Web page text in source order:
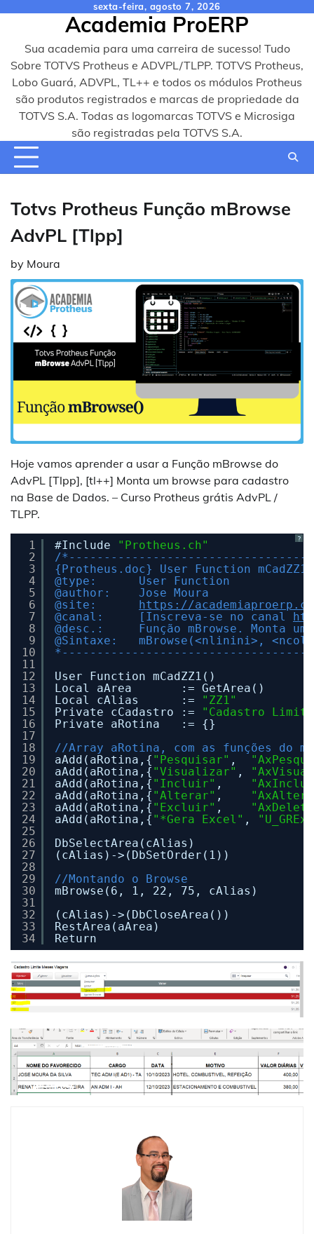
content
sexta-feira, agosto 7, 2026
Academia ProERP
Sua academia para uma carreira de sucesso! Tudo
Sobre TOTVS Protheus e ADVPL/TLPP. TOTVS Protheus,
Lobo Guará, ADVPL, TL++ e todos os módulos Protheus
são produtos registrados e marcas de propriedade da
TOTVS S.A. Todas as logomarcas TOTVS e Microsiga
são registradas pela TOTVS S.A.
Totvs Protheus Função mBrowse
AdvPL [Tlpp]
by Moura
Hoje vamos aprender a usar a Função mBrowse do
AdvPL [Tlpp], [tl++] Monta um browse para cadastro
na Base de Dados. – Curso Protheus grátis AdvPL /
TLPP.
?
1
2
3
4
5
6
7
8
9
10
11
12
13
14
15
16
17
18
19
20
21
22
23
24
25
26
27
28
29
30
31
32
33
34
#Include
"Protheus.ch"
/
{Protheus.doc} User Function
@type:      User Function
@author:    Jose Moura
@site: https://
@canal:     [Inscreva-se no canal
@desc.:     Função mBrowse. Monta
@Sintaxe:   mBrowse(<nlinini>,
User Function mCadZZ1()
Local aArea       := GetArea()
Local cAlias      :=
"ZZ1"
Private cCadastro :=
"Cadastro
Private aRotina   := {}
//Array aRotina, com as funções do
aAdd(aRotina,{ "Pesquisar" ,
aAdd(aRotina,{ "Visualizar" ,
aAdd(aRotina,{ "Incluir" ,
aAdd(aRotina,{ "Alterar" ,
aAdd(aRotina,{ "Excluir" ,
aAdd(aRotina,{ "*Gera Excel" ,
DbSelectArea(cAlias)
(cAlias)->(DbSetOrder(1))
//Montando o Browse
mBrowse(6, 1, 22, 75, cAlias)
(cAlias)->(DbCloseArea())
RestArea(aArea)
Return